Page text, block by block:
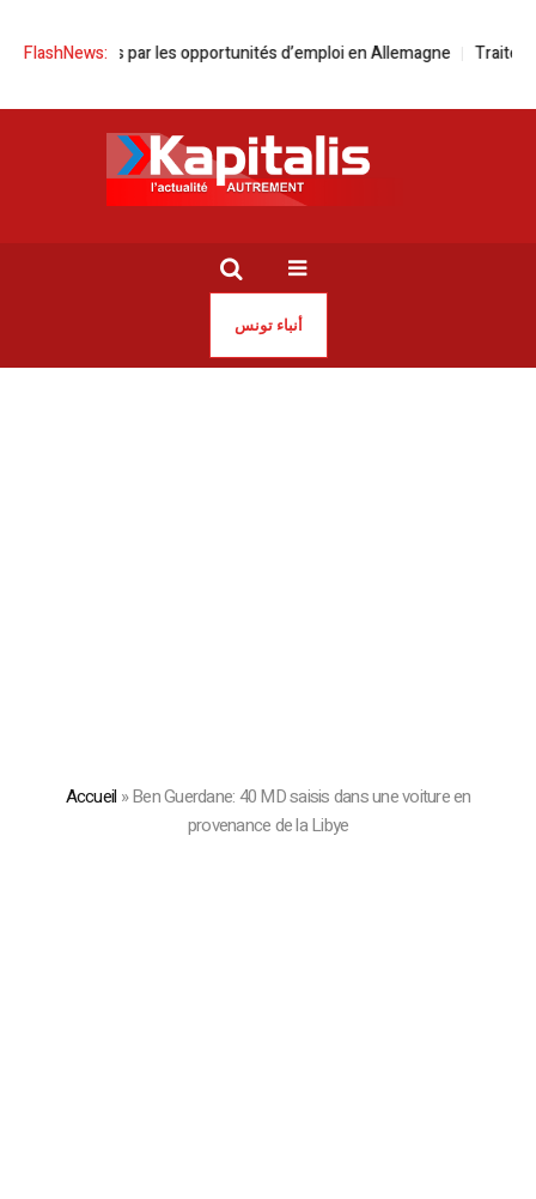
FlashNews:
attirés par les opportunités d’emploi en Allemagne Traitement
أنباء تونس
Accueil »Ben Guerdane: 40 MD saisis dans une voiture en
provenance de la Libye